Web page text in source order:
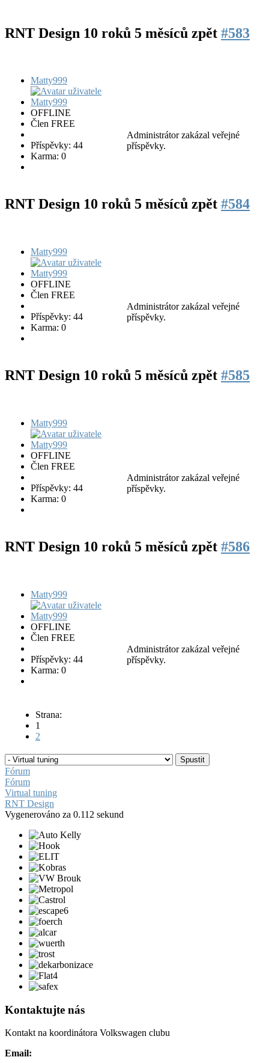
RNT Design 10 roků 5 měsíců zpět #583
Matty999
OFFLINE
Člen FREE
Příspěvky: 44
Karma: 0
Administrátor zakázal veřejné
příspěvky.
RNT Design 10 roků 5 měsíců zpět #584
Matty999
OFFLINE
Člen FREE
Příspěvky: 44
Karma: 0
Administrátor zakázal veřejné
příspěvky.
RNT Design 10 roků 5 měsíců zpět #585
Matty999
OFFLINE
Člen FREE
Příspěvky: 44
Karma: 0
Administrátor zakázal veřejné
příspěvky.
RNT Design 10 roků 5 měsíců zpět #586
Matty999
OFFLINE
Člen FREE
Příspěvky: 44
Karma: 0
Administrátor zakázal veřejné
příspěvky.
Strana:
1
2
Fórum
Fórum
Virtual tuning
RNT Design
Vygenerováno za 0.112 sekund
Kontaktujte nás
Kontakt na koordinátora Volkswagen clubu
Email: